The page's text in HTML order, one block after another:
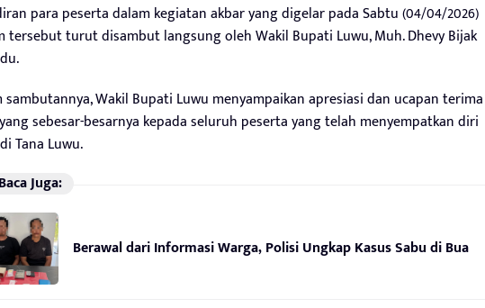
para peserta dalam kegiatan akbar yang digelar pada Sabtu (04/04/2026)
tersebut turut disambut langsung oleh Wakil Bupati Luwu, Muh. Dhevy Bijak
sambutannya, Wakil Bupati Luwu menyampaikan apresiasi dan ucapan terima
sebesar-besarnya kepada seluruh peserta yang telah menyempatkan diri
Tana Luwu.
Baca Juga:
Berawal dari Informasi Warga, Polisi Ungkap Kasus Sabu di Bua